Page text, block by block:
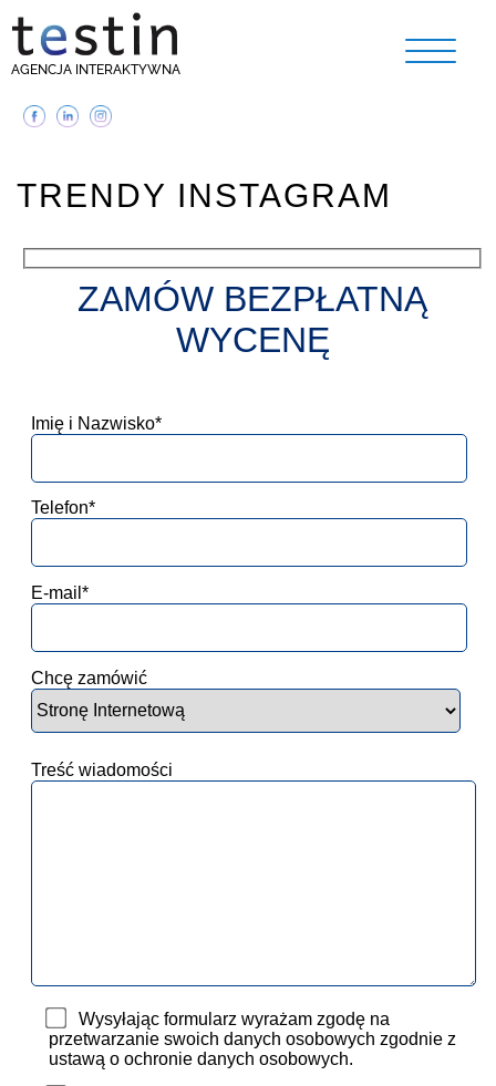
AGENCJA INTERAKTYWNA
TRENDY INSTAGRAM
ZAMÓW BEZPŁATNĄ
WYCENĘ
Imię i Nazwisko*
Telefon*
E-mail*
Chcę zamówić
Treść wiadomości
Wysyłając formularz wyrażam zgodę na
przetwarzanie swoich danych osobowych zgodnie z
ustawą o ochronie danych osobowych.